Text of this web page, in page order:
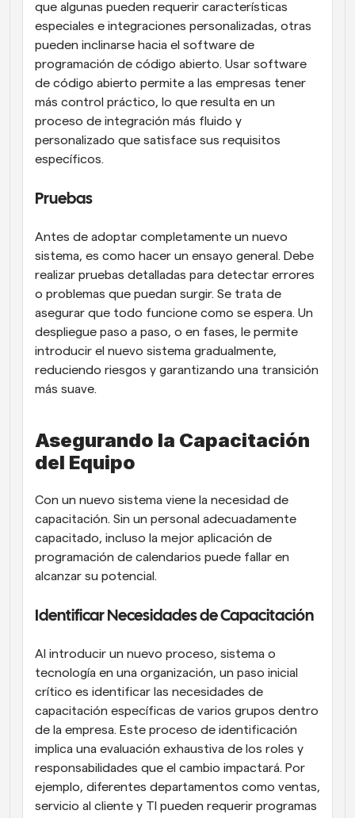
que algunas pueden requerir características
especiales e integraciones personalizadas, otras
pueden inclinarse hacia el software de
programación de código abierto. Usar software
de código abierto permite a las empresas tener
más control práctico, lo que resulta en un
proceso de integración más fluido y
personalizado que satisface sus requisitos
específicos.
Pruebas
Antes de adoptar completamente un nuevo
sistema, es como hacer un ensayo general. Debe
realizar pruebas detalladas para detectar errores
o problemas que puedan surgir. Se trata de
asegurar que todo funcione como se espera. Un
despliegue paso a paso, o en fases, le permite
introducir el nuevo sistema gradualmente,
reduciendo riesgos y garantizando una transición
más suave.
Asegurando la Capacitación
del Equipo
Con un nuevo sistema viene la necesidad de
capacitación. Sin un personal adecuadamente
capacitado, incluso la mejor aplicación de
programación de calendarios puede fallar en
alcanzar su potencial.
Identificar Necesidades de Capacitación
Al introducir un nuevo proceso, sistema o
tecnología en una organización, un paso inicial
crítico es identificar las necesidades de
capacitación específicas de varios grupos dentro
de la empresa. Este proceso de identificación
implica una evaluación exhaustiva de los roles y
responsabilidades que el cambio impactará. Por
ejemplo, diferentes departamentos como ventas,
servicio al cliente y TI pueden requerir programas